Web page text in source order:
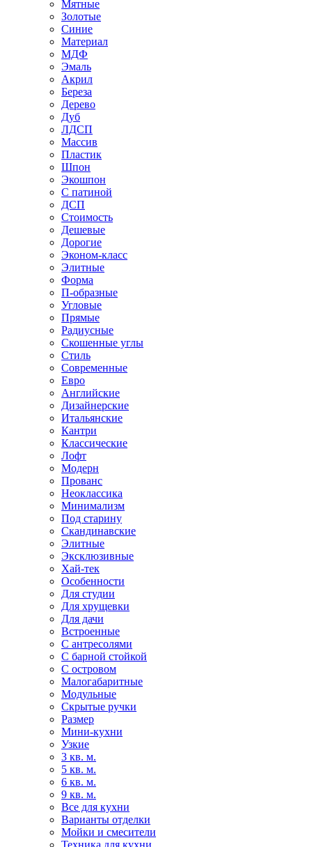
Мятные
Золотые
Синие
Материал
МДФ
Эмаль
Акрил
Береза
Дерево
Дуб
ЛДСП
Массив
Пластик
Шпон
Экошпон
С патиной
ДСП
Стоимость
Дешевые
Дорогие
Эконом-класс
Элитные
Форма
П-образные
Угловые
Прямые
Радиусные
Скошенные углы
Стиль
Современные
Евро
Английские
Дизайнерские
Итальянские
Кантри
Классические
Лофт
Модерн
Прованс
Неоклассика
Минимализм
Под старину
Скандинавские
Элитные
Эксклюзивные
Хай-тек
Особенности
Для студии
Для хрущевки
Для дачи
Встроенные
С антресолями
С барной стойкой
С островом
Малогабаритные
Модульные
Скрытые ручки
Размер
Мини-кухни
Узкие
3 кв. м.
5 кв. м.
6 кв. м.
9 кв. м.
Все для кухни
Варианты отделки
Мойки и смесители
Техника для кухни